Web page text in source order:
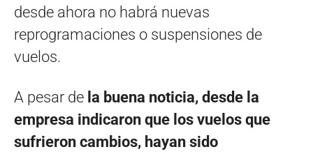
desde ahora no habrá nuevas
reprogramaciones o suspensiones de
vuelos.
A pesar de la buena noticia, desde la
empresa indicaron que los vuelos que
sufrieron cambios, hayan sido